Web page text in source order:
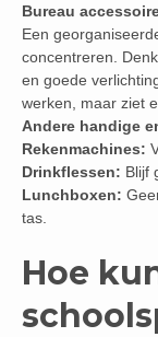
Bureau
Een
concentreren.
en goede
werken, maar ziet
Andere handige
Rekenmachines:
Drinkflessen: Blijf
Lunchboxen:
tas.
Hoe